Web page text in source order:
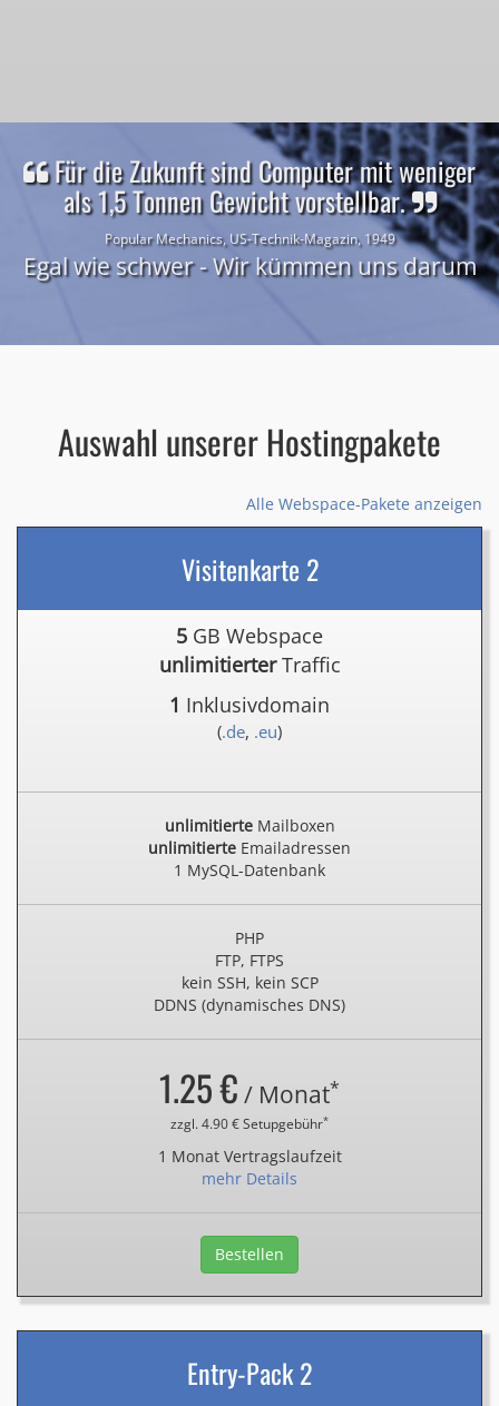
Für die Zukunft sind Computer mit weniger
als 1,5 Tonnen Gewicht vorstellbar.
Popular Mechanics, US-Technik-Magazin, 1949
Egal wie schwer - Wir kümmen uns darum
Auswahl unserer Hostingpakete
Alle Webspace-Pakete anzeigen
Visitenkarte 2
5 GB Webspace
unlimitierterTraffic
1 Inklusivdomain
(.de, .eu)
unlimitierteMailboxen
unlimitierte Emailadressen
1 MySQL-Datenbank
PHP
FTP, FTPS
kein SSH, kein SCP
DDNS (dynamisches DNS)
1.25 € / Monat*
zzgl. 4.90 € Setupgebühr*
1 Monat Vertragslaufzeit
mehr Details
Bestellen
Entry-Pack 2